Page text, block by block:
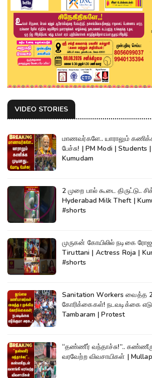
VIDEO STORIES
மாணவர்களே.. யாராலும் கணிக்க
பேச்சு! | PM Modi | Students | Education |
Kumudam
2 முறை பால் கூடை திருட்டு..
Hyderabad Milk Theft |
#shorts
முருகன் கோயிலில் நடிகை
Tiruttani | Actress Roja |
#shorts
Sanitation Workers வைத்த
கோரிக்கைகள்! நடவடிக்கை
Tambaram | Protest
“தண்ணீர் வந்தாச்சு!”..
வரவேற்ற விவசாயிகள் |